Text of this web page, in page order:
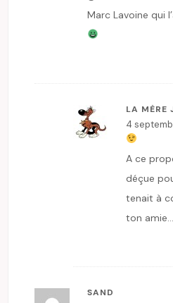
Marc Lavoine qui
LA MÈRE
4
A ce
déçue
tenait à
ton
SAND